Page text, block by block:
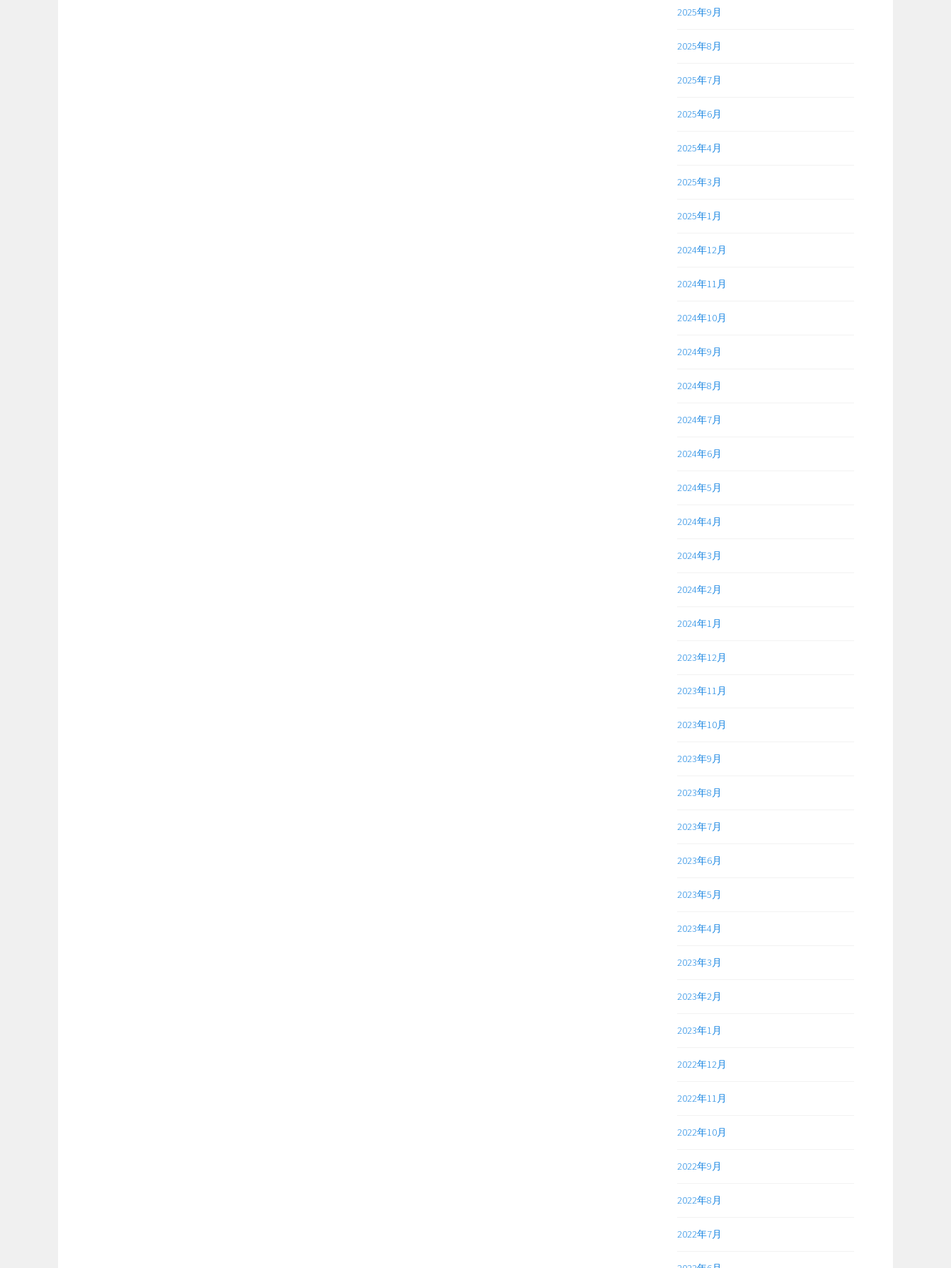
2025年9月
2025年8月
2025年7月
2025年6月
2025年4月
2025年3月
2025年1月
2024年12月
2024年11月
2024年10月
2024年9月
2024年8月
2024年7月
2024年6月
2024年5月
2024年4月
2024年3月
2024年2月
2024年1月
2023年12月
2023年11月
2023年10月
2023年9月
2023年8月
2023年7月
2023年6月
2023年5月
2023年4月
2023年3月
2023年2月
2023年1月
2022年12月
2022年11月
2022年10月
2022年9月
2022年8月
2022年7月